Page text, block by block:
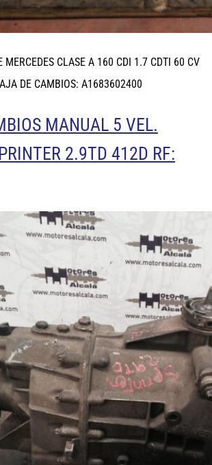
MERCEDES CLASE A 160 CDI 1.7 CDTI 60 CV
DE CAMBIOS: A1683602400
MANUAL 5 VEL.
2.9TD 412D RF: